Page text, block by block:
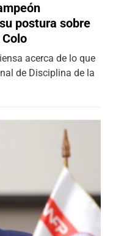
postura sobre
acerca de lo que
de Disciplina de la